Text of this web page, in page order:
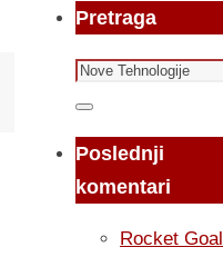
Pretraga
Search
for:
Search
Poslednji
komentari
Rocket Goal